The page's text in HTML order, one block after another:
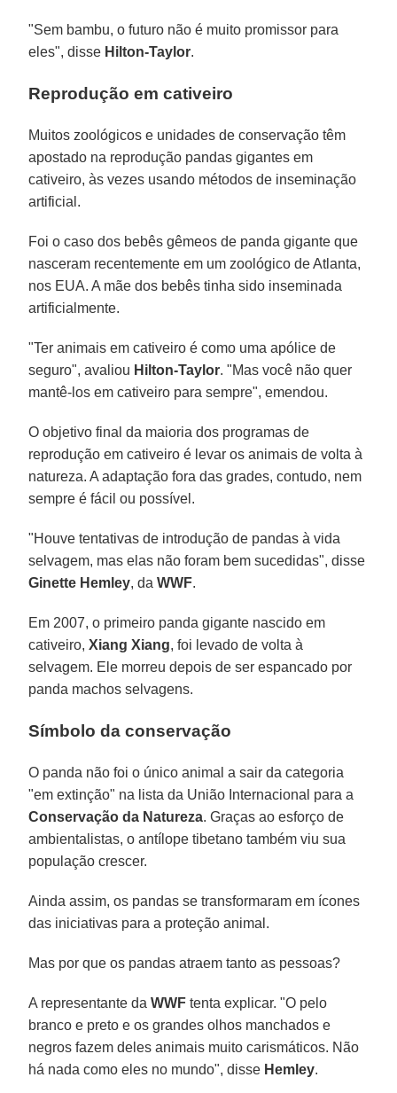
"Sem bambu, o futuro não é muito promissor para
eles", disse Hilton-Taylor.
Reprodução em cativeiro
Muitos zoológicos e unidades de conservação têm
apostado na reprodução pandas gigantes em
cativeiro, às vezes usando métodos de inseminação
artificial.
Foi o caso dos bebês gêmeos de panda gigante que
nasceram recentemente em um zoológico de Atlanta,
nos EUA. A mãe dos bebês tinha sido inseminada
artificialmente.
"Ter animais em cativeiro é como uma apólice de
seguro", avaliou Hilton-Taylor. "Mas você não quer
mantê-los em cativeiro para sempre", emendou.
O objetivo final da maioria dos programas de
reprodução em cativeiro é levar os animais de volta à
natureza. A adaptação fora das grades, contudo, nem
sempre é fácil ou possível.
"Houve tentativas de introdução de pandas à vida
selvagem, mas elas não foram bem sucedidas", disse
Ginette Hemley, daWWF.
Em 2007, o primeiro panda gigante nascido em
cativeiro,Xiang Xiang, foi levado de volta à
selvagem. Ele morreu depois de ser espancado por
panda machos selvagens.
Símbolo da conservação
O panda não foi o único animal a sair da categoria
"em extinção" na lista da União Internacional para a
Conservação da Natureza. Graças ao esforço de
ambientalistas, o antílope tibetano também viu sua
população crescer.
Ainda assim, os pandas se transformaram em ícones
das iniciativas para a proteção animal.
Mas por que os pandas atraem tanto as pessoas?
A representante daWWF tenta explicar. "O pelo
branco e preto e os grandes olhos manchados e
negros fazem deles animais muito carismáticos. Não
há nada como eles no mundo", disse Hemley.